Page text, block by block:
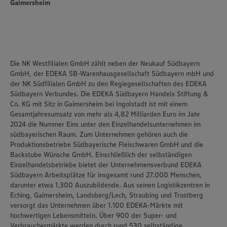
Gaimersheim
Die NK Westfilialen GmbH zählt neben der Neukauf Südbayern
GmbH, der EDEKA SB-Warenhausgesellschaft Südbayern mbH und
der NK Südfilialen GmbH zu den Regiegesellschaften des EDEKA
Südbayern Verbundes. Die EDEKA Südbayern Handels Stiftung &
Co. KG mit Sitz in Gaimersheim bei Ingolstadt ist mit einem
Gesamtjahresumsatz von mehr als 4,82 Milliarden Euro im Jahr
2024 die Nummer Eins unter den Einzelhandelsunternehmen im
südbayerischen Raum. Zum Unternehmen gehören auch die
Produktionsbetriebe Südbayerische Fleischwaren GmbH und die
Backstube Wünsche GmbH. Einschließlich der selbständigen
Einzelhandelsbetriebe bietet der Unternehmensverbund EDEKA
Südbayern Arbeitsplätze für insgesamt rund 27.000 Menschen,
darunter etwa 1.300 Auszubildende. Aus seinen Logistikzentren in
Eching, Gaimersheim, Landsberg/Lech, Straubing und Trostberg
versorgt das Unternehmen über 1.100 EDEKA-Märkte mit
hochwertigen Lebensmitteln. Über 900 der Super- und